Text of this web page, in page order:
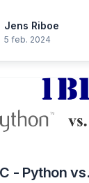
Jens Riboe
5 feb. 2024
- Python